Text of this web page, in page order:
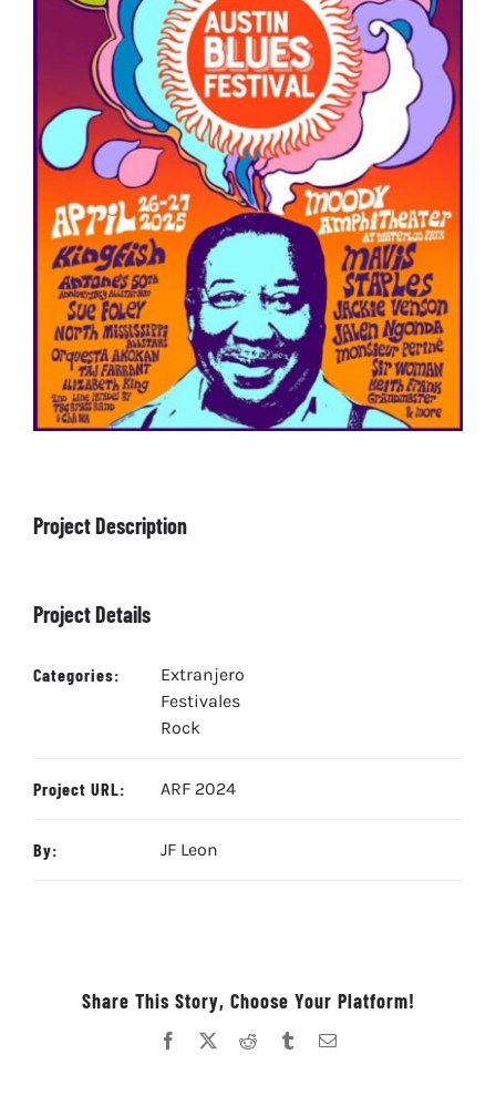
ARTÍCULOS
QUÉ HACEMOS
MECENAZGO
CONTRATACIÓN
CONTACTO
Project Description
Project Details
Categories:
Extranjero
Festivales
Rock
Project URL: ARF 2024
By: JF Leon
Share This Story, Choose Your Platform!
Facebook Reddit TumblrCorreo